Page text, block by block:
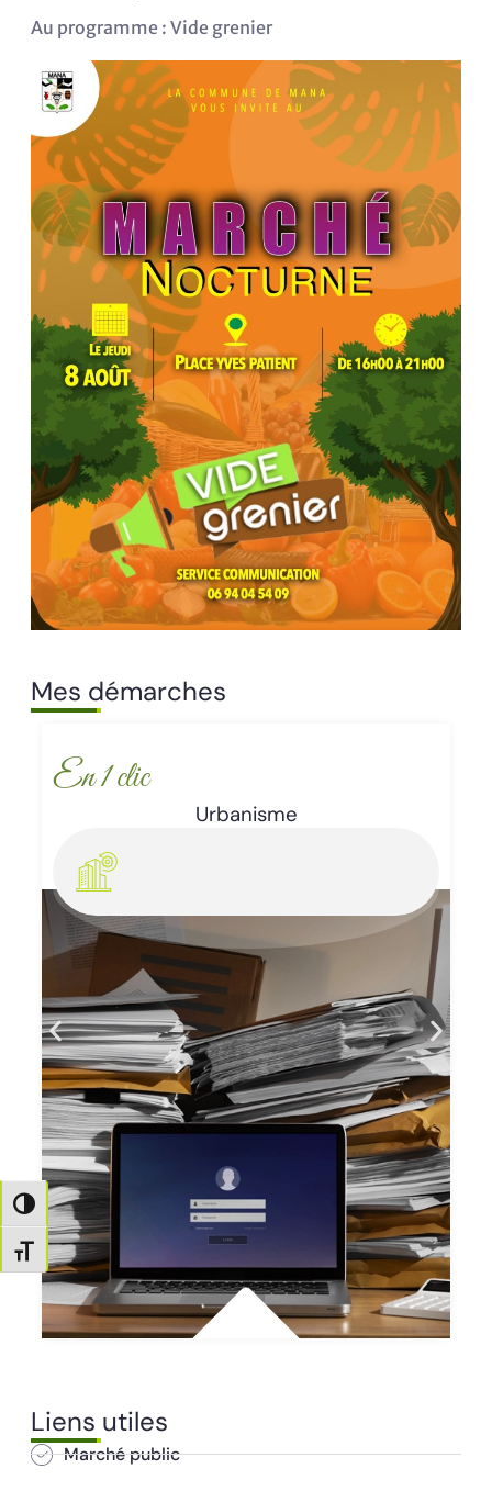
Passer en contraste élevé
Changer la taille de la police
Au programme : Vide grenier
Mes démarches
En 1 clic
Urbanisme
Liens utiles
Marché public